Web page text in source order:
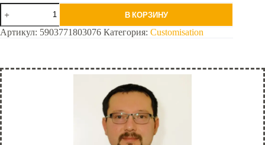
Количество
товара
Зелёный
Стандарт
В КОРЗИНУ
Артикул: 5903771803076 Категория: Customisation